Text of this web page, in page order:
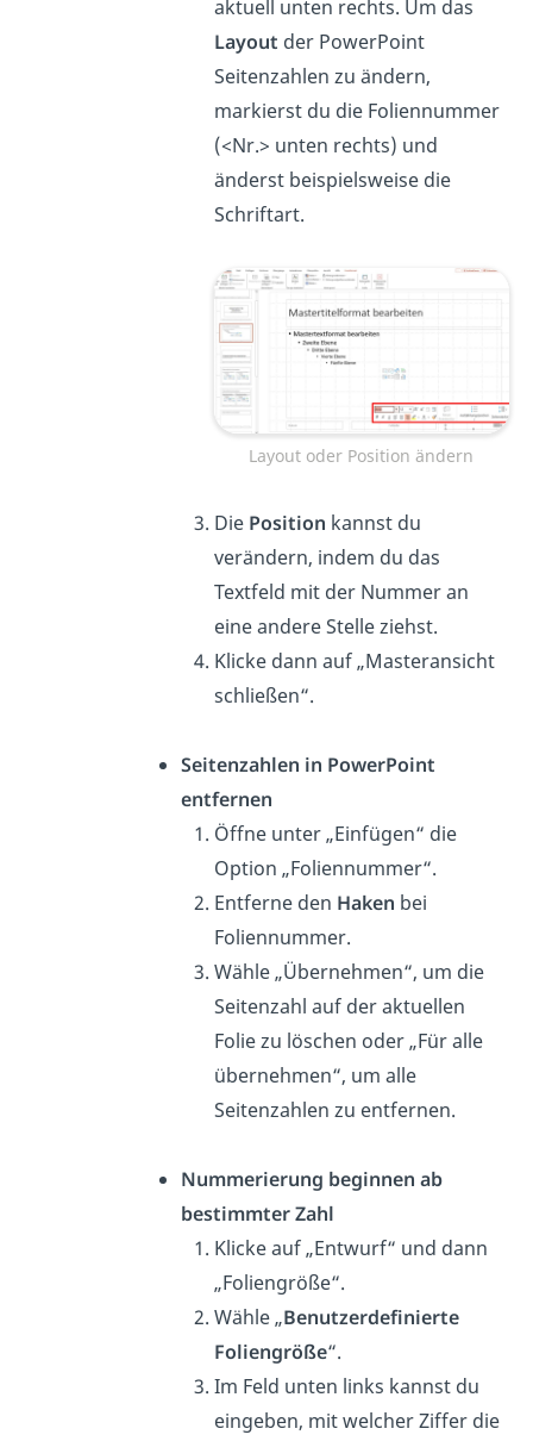
aktuell unten rechts. Um das
Layout der PowerPoint
Seitenzahlen zu ändern,
markierst du die Foliennummer
(<Nr.> unten rechts) und
änderst beispielsweise die
Schriftart.
Layout oder Position ändern
Die Position kannst du
verändern, indem du das
Textfeld mit der Nummer an
eine andere Stelle ziehst.
Klicke dann auf „Masteransicht
schließen“.
Seitenzahlen in PowerPoint
entfernen
Öffne unter „Einfügen“ die
Option „Foliennummer“.
Entferne den Haken bei
Foliennummer.
Wähle „Übernehmen“, um die
Seitenzahl auf der aktuellen
Folie zu löschen oder „Für alle
übernehmen“, um alle
Seitenzahlen zu entfernen.
Nummerierung beginnen ab
bestimmter Zahl
Klicke auf „Entwurf“ und dann
„Foliengröße“.
Wähle „Benutzerdefinierte
Foliengröße“.
Im Feld unten links kannst du
eingeben, mit welcher Ziffer die